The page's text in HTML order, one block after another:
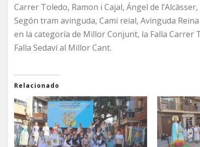
Carrer Toledo, Ramon i Cajal, Ángel de
Segón tram avinguda, Cami reial, Avinguda
en la categoría de Millor Conjunt, la Falla Carrer
Falla Sedaví al Millor Cant.
Relacionado